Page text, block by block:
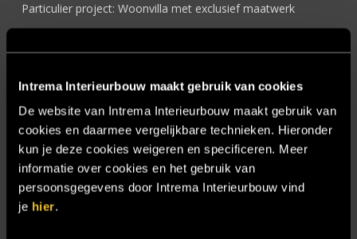
Intrema Interieurbouw maakt gebruik van cookies
De website van Intrema Interieurbouw maakt gebruik van
cookies en daarmee vergelijkbare technieken. Hieronder
kun je deze cookies weigeren en specificeren. Meer
informatie over cookies en het gebruik van
persoonsgegevens door Intrema Interieurbouw vind
je hier.
Particulier project: Woonvilla met exclusief maatwerk
Samenwerken
Sensire
Showroom
SIDN
Trebbe MiddenWest